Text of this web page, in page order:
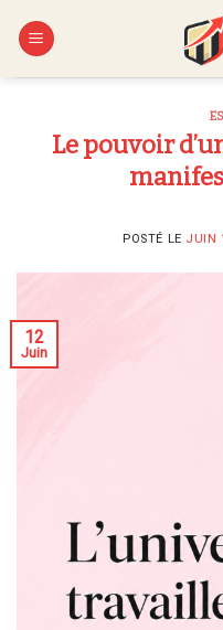
Le pouvoir
POSTÉ LE JUIN
12
Juin